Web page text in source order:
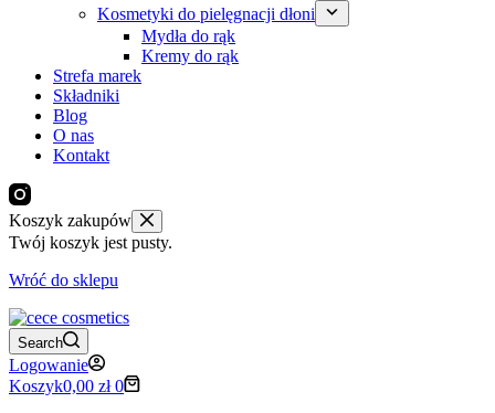
Kosmetyki do pielęgnacji dłoni
Mydła do rąk
Kremy do rąk
Strefa marek
Składniki
Blog
O nas
Kontakt
Koszyk zakupów
Twój koszyk jest pusty.
Wróć do sklepu
Search
Logowanie
Koszyk0,00 zł 0